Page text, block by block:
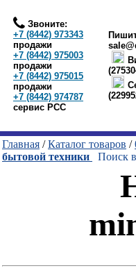
Звоните:
+7 (8442) 973343
продажи
+7 (8442) 975003
продажи
+7 (8442) 975015
продажи
+7 (8442) 974787
сервис РСС
Главная /Каталог товаров /
бытовой техники
Поиск